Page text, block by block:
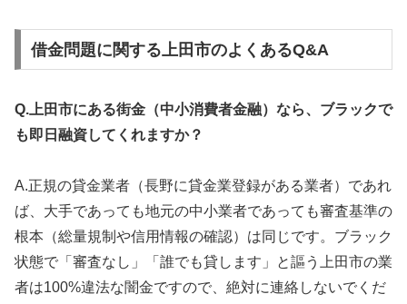
借金問題に関する上田市のよくあるQ&A
Q.上田市にある街金（中小消費者金融）なら、ブラックで
も即日融資してくれますか？
A.正規の貸金業者（長野に貸金業登録がある業者）であれ
ば、大手であっても地元の中小業者であっても審査基準の
根本（総量規制や信用情報の確認）は同じです。ブラック
状態で「審査なし」「誰でも貸します」と謳う上田市の業
者は100%違法な闇金ですので、絶対に連絡しないでくだ